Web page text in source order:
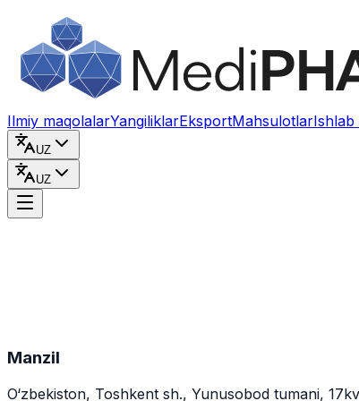
Kontentga o‘tish
Ilmiy maqolalarYangiliklarEksportMahsulotlarIshlab
UZ
UZ
Manzil
O‘zbekiston, Toshkent sh., Yunusobod tumani, 17kv